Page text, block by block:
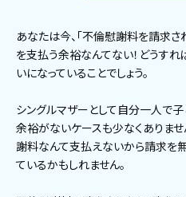
あなたは今、「不倫慰謝料を請求
を支払う余裕なんてない！どうすれ
いになっていることでしょう。
シングルマザーとして自分一人で
余裕がないケースも少なくありま
謝料なんて支払えないから請求を
ているかもしれません。